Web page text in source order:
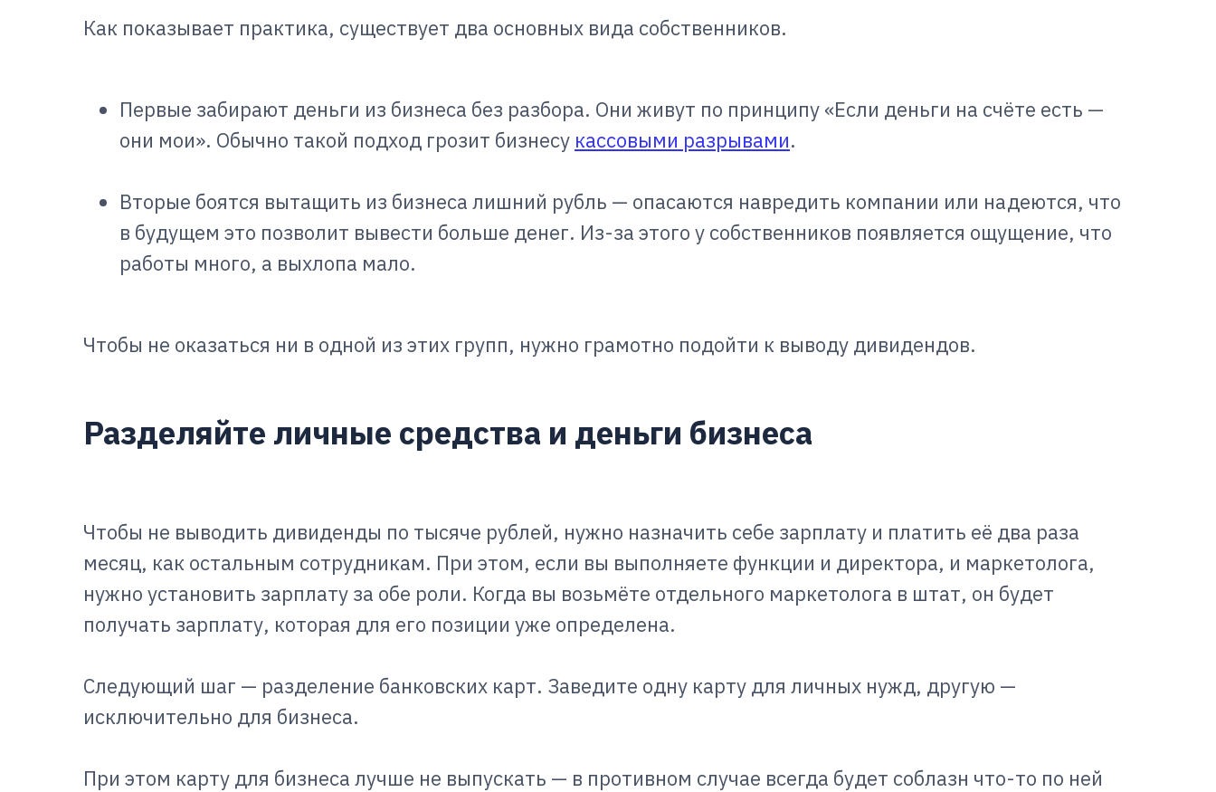
Как показывает практика, существует два основных вида собственников.
Первые забирают деньги из бизнеса без разбора. Они живут по принципу «Если деньги на счёте есть —
они мои». Обычно такой подход грозит бизнесу кассовыми разрывами.
Вторые боятся вытащить из бизнеса лишний рубль — опасаются навредить компании или надеются, что
в будущем это позволит вывести больше денег. Из-за этого у собственников появляется ощущение, что
работы много, а выхлопа мало.
Чтобы не оказаться ни в одной из этих групп, нужно грамотно подойти к выводу дивидендов.
Разделяйте личные средства и деньги бизнеса
Чтобы не выводить дивиденды по тысяче рублей, нужно назначить себе зарплату и платить её два раза
месяц, как остальным сотрудникам. При этом, если вы выполняете функции и директора, и маркетолога,
нужно установить зарплату за обе роли. Когда вы возьмёте отдельного маркетолога в штат, он будет
получать зарплату, которая для его позиции уже определена.
Следующий шаг — разделение банковских карт. Заведите одну карту для личных нужд, другую —
исключительно для бизнеса.
При этом карту для бизнеса лучше не выпускать — в противном случае всегда будет соблазн что-то по ней